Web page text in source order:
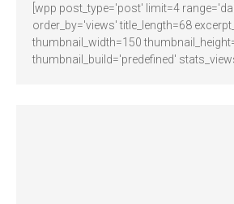
[wpp post_type='post' limit=4
order_by='views' title_length=68
thumbnail_width=150
thumbnail_build='predefined'